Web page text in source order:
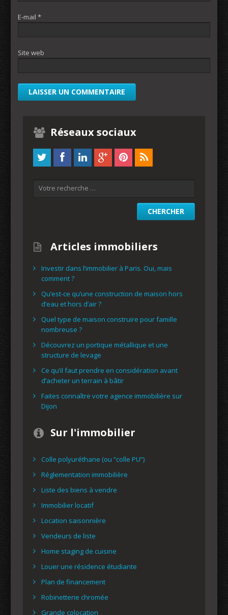
E-mail *
Site web
Réseaux sociaux
Articles immobiliers
Investir dans l’immobilier à Paris. Oui, mais
comment ?
Qu’est-ce qu’une construction de maison hors
d’eau et hors d’air ?
Quel type de maison construire pour famille
nombreuse ?
Découvrez un portique métallique et une
structure de levage
Ce qu’il faut prendre en considération avant
d’acheter un terrain à bâtir
Faites connaître votre agence immobilière sur
Dijon
Sur l'immobilier
Colle polyuréthane (ou “colle PU”)
Réglementation immobilière
Liste des biens à vendre
Immobilier locatif
Location saisonnière
Vendeurs de liste
Home staging de cuisine
Louer une résidence étudiante
Plan de financement
Robinetterie chromée
Grande colocation